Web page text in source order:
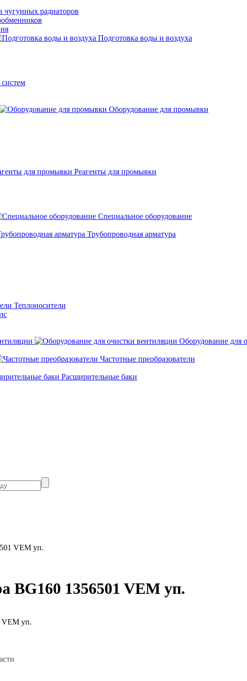
радиаторов
Подготовка воды и воздуха
Оборудование для промывки
Реагенты для промывки
Специальное оборудование
Трубопроводная арматура
Теплоносители
Оборудование для
Частотные преобразователи
Расширительные баки
VEM уп.
BG160 1356501 VEM уп.